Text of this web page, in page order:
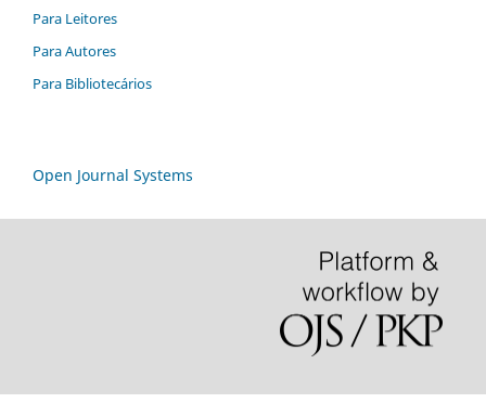
Para Leitores
Para Autores
Para Bibliotecários
Open Journal Systems